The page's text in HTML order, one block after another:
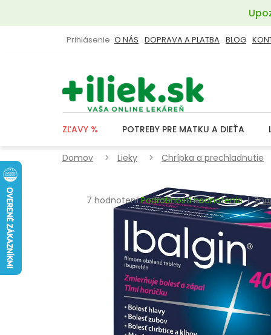
obsah
O NÁS DOPRAVA A PLATBA BLOG
Prihlásenie
ZĽAVY % POTREBY PRE MATKU A DIEŤA
Domov Lieky Chrípka a prechladnutie
Priemerné
hodnotenie
hviezdičiek.
7 hodnotení Podrobnosti hodnotenia